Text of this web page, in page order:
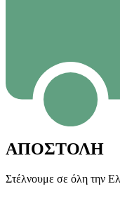
ΑΠΟΣΤΟΛΗ
Στέλνουμε σε όλη την